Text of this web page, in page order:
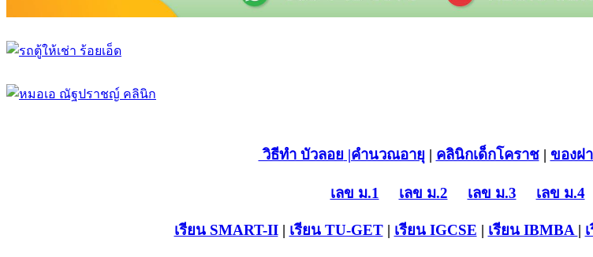
วิธีทำ บัวลอย |คำนวณอายุ | คลินิกเด็กโคราช| ของฝ
เลข ม.1 เลข ม.2 เลข ม.3 เลข ม.4
เรียน SMART-II| เรียน TU-GET| เรียน IGCSE | เรียน IBMBA |